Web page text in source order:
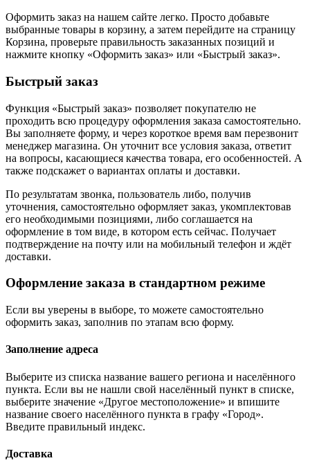
Оформить заказ на нашем сайте легко. Просто добавьте
выбранные товары в корзину, а затем перейдите на страницу
Корзина, проверьте правильность заказанных позиций и
нажмите кнопку «Оформить заказ» или «Быстрый заказ».
Быстрый заказ
Функция «Быстрый заказ» позволяет покупателю не
проходить всю процедуру оформления заказа самостоятельно.
Вы заполняете форму, и через короткое время вам перезвонит
менеджер магазина. Он уточнит все условия заказа, ответит
на вопросы, касающиеся качества товара, его особенностей. А
также подскажет о вариантах оплаты и доставки.
По результатам звонка, пользователь либо, получив
уточнения, самостоятельно оформляет заказ, укомплектовав
его необходимыми позициями, либо соглашается на
оформление в том виде, в котором есть сейчас. Получает
подтверждение на почту или на мобильный телефон и ждёт
доставки.
Оформление заказа в стандартном режиме
Если вы уверены в выборе, то можете самостоятельно
оформить заказ, заполнив по этапам всю форму.
Заполнение адреса
Выберите из списка название вашего региона и населённого
пункта. Если вы не нашли свой населённый пункт в списке,
выберите значение «Другое местоположение» и впишите
название своего населённого пункта в графу «Город».
Введите правильный индекс.
Доставка